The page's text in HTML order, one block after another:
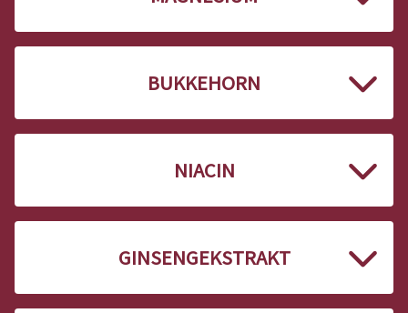
BUKKEHORN
NIACIN
GINSENGEKSTRAKT